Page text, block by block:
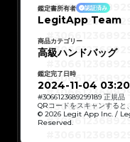
鑑定書所有者 認証済み
LegitApp Team
商品カテゴリー
高級ハンドバッグ
鑑定完了日時
2024-11-04 03:20
#3066123689299189 正規品
QRコードをスキャンすると
© 2026 Legit App Inc. /
Reserved.